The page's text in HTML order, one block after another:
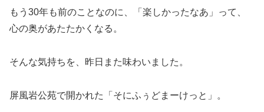
もう30年も前のことなのに、「楽しかったなあ」って、
心の奥があたたかくなる。
そんな気持ちを、昨日また味わいました。
屏風岩公苑で開かれた「そにふぅどまーけっと」。